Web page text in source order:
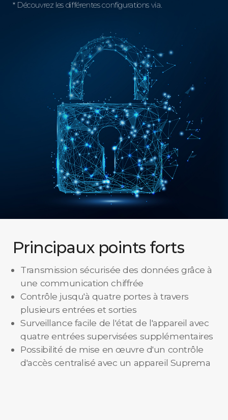
* Découvrez les différentes configurations via.
Principaux points forts
Transmission sécurisée des données grâce à
une communication chiffrée
Contrôle jusqu'à quatre portes à travers
plusieurs entrées et sorties
Surveillance facile de l'état de l'appareil avec
quatre entrées supervisées supplémentaires
Possibilité de mise en œuvre d'un contrôle
d'accès centralisé avec un appareil Suprema